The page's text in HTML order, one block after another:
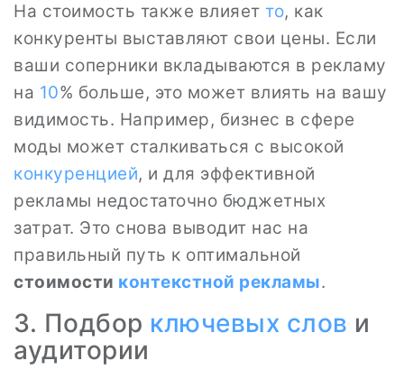
На стоимость также влияет то, как
конкуренты выставляют свои цены. Если
ваши соперники вкладываются в рекламу
на 10% больше, это может влиять на вашу
видимость. Например, бизнес в сфере
моды может сталкиваться с высокой
конкуренцией, и для эффективной
рекламы недостаточно бюджетных
затрат. Это снова выводит нас на
правильный путь к оптимальной
стоимости контекстной рекламы.
3. Подбор ключевых слов и
аудитории